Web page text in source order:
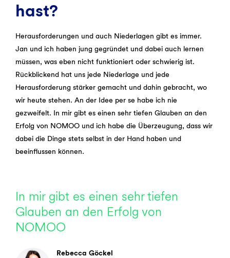
hast?
Herausforderungen und auch Niederlagen gibt es immer.
Jan und ich haben jung gegründet und dabei auch lernen
müssen, was eben nicht funktioniert oder schwierig ist.
Rückblickend hat uns jede Niederlage und jede
Herausforderung stärker gemacht und dahin gebracht, wo
wir heute stehen. An der Idee per se habe ich nie
gezweifelt. In mir gibt es einen sehr tiefen Glauben an den
Erfolg von NOMOO und ich habe die Überzeugung, dass wir
dabei die Dinge stets selbst in der Hand haben und
beeinflussen können.
In mir gibt es einen sehr tiefen
Glauben an den Erfolg von
NOMOO
Rebecca Göckel